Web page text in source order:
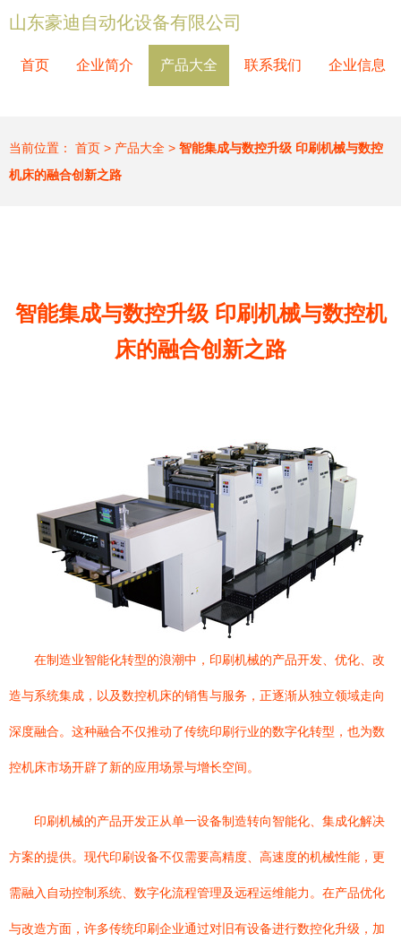
山东豪迪自动化设备有限公司
首页 企业简介 产品大全 联系我们 企业信息
当前位置： 首页 > 产品大全 > 智能集成与数控升级 印刷机械与数控
机床的融合创新之路
智能集成与数控升级 印刷机械与数控机
床的融合创新之路
在制造业智能化转型的浪潮中，印刷机械的产品开发、优化、改
造与系统集成，以及数控机床的销售与服务，正逐渐从独立领域走向
深度融合。这种融合不仅推动了传统印刷行业的数字化转型，也为数
控机床市场开辟了新的应用场景与增长空间。
印刷机械的产品开发正从单一设备制造转向智能化、集成化解决
方案的提供。现代印刷设备不仅需要高精度、高速度的机械性能，更
需融入自动控制系统、数字化流程管理及远程运维能力。在产品优化
与改造方面，许多传统印刷企业通过对旧有设备进行数控化升级，加